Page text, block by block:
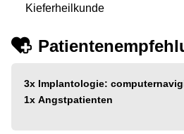
Kieferheilkunde
3x Implantologie:
1x Angstpatienten